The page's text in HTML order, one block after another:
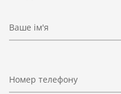
Ваше ім'я
Номер телефону